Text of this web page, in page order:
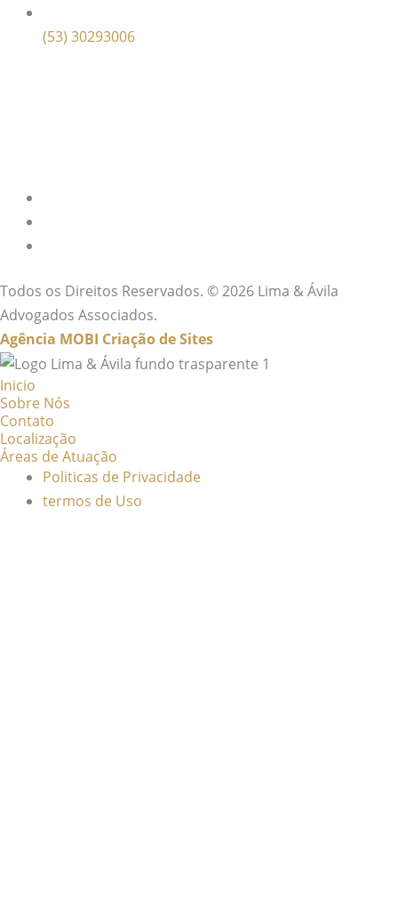
(53) 30293006
Todos os Direitos Reservados. © 2026 Lima & Ávila
Advogados Associados.
Agência MOBI Criação de Sites
Inicio
Sobre Nós
Contato
Localização
Áreas de Atuação
Politicas de Privacidade
termos de Uso